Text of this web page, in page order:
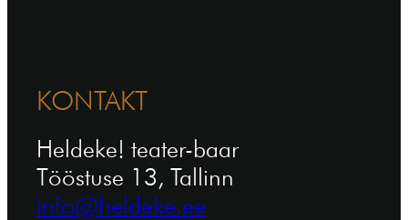
KONTAKT
Heldeke! teater-baar
Tööstuse 13, Tallinn
info@heldeke.ee